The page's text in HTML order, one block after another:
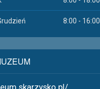
8:00 - 16:00